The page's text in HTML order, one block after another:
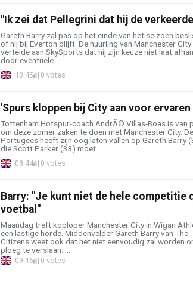
"Ik zei dat Pellegrini dat hij de
Gareth Barry zal pas op het einde van het seizoen
of hij bij Everton blijft. De huurling van Manchester City
vertelde aan SkySports dat hij zijn keuze niet laat
door eventuele ...
13:45 0 votes
'Spurs kloppen bij City aan voor
Tottenham Hotspur-coach AndrÃ© Villas-Boas is van
om deze zomer zaken te doen met Manchester City. De
Portugees heeft zijn oog laten vallen op Gareth Barry
die Scott Parker (33) moet ...
08:44 0 votes
Barry: "Je kunt niet de hele competitie
voetbal"
Maandag treft koploper Manchester City in Wigan
een lastige horde. Middenvelder Gareth Barry van The
Citizens weet ook dat het niet eenvoudig zal worden
ploeg te verslaan. ...
09:16 0 votes